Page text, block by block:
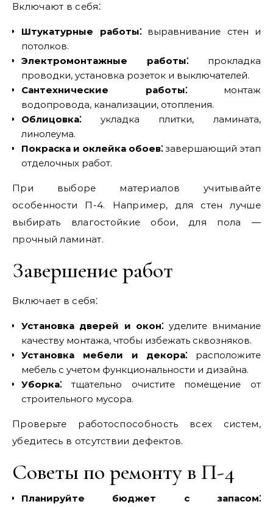
Включают в себя⁚
Штукатурные работы⁚выравнивание стен и
потолков.
Электромонтажные работы⁚прокладка
проводки‚ установка розеток и выключателей.
Сантехнические работы⁚монтаж
водопровода‚ канализации‚ отопления.
Облицовка⁚укладка плитки‚ ламината‚
линолеума.
Покраска и оклейка обоев⁚завершающий этап
отделочных работ.
При выборе материалов учитывайте
особенности П-4. Например‚ для стен лучше
выбирать влагостойкие обои‚ для пола ―
прочный ламинат.
Завершение работ
Включает в себя⁚
Установка дверей и окон⁚уделите внимание
качеству монтажа‚ чтобы избежать сквозняков.
Установка мебели и декора⁚расположите
мебель с учетом функциональности и дизайна.
Уборка⁚тщательно очистите помещение от
строительного мусора.
Проверьте работоспособность всех систем‚
убедитесь в отсутствии дефектов.
Советы по ремонту в П-4
Планируйте бюджет с запасом⁚